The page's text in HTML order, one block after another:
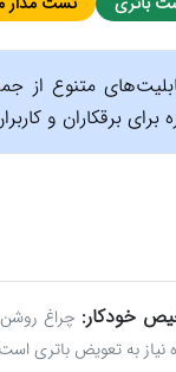
متنوع از
برای برقکاران و
خودکار: چراغ
نیاز به تعویض باتری